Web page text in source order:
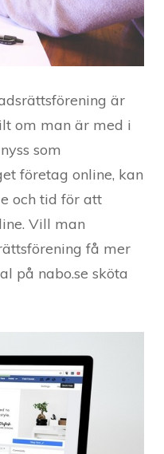
är
om man är med i
som
företag online, kan
och tid för att
Vill man
få mer
på nabo.se sköta